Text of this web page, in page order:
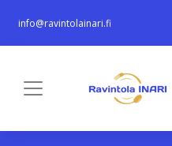
info@ravintolainari.fi